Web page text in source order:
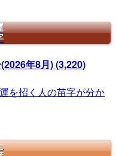
年8月)(3,220)
を招く人の苗字が分か